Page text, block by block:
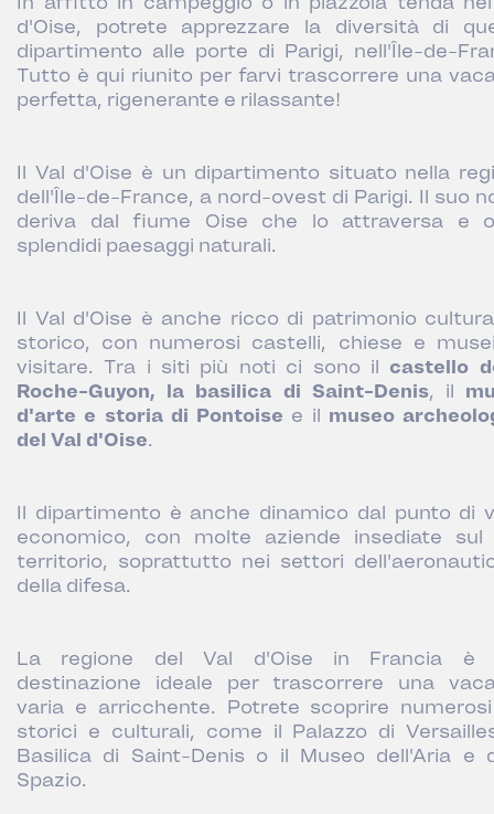
d'Oise, potrete apprezzare la diversità di
dipartimento alle porte di Parigi, nell'Île-de-
Tutto è qui riunito per farvi trascorrere una
perfetta, rigenerante e rilassante!
Il Val d'Oise è un dipartimento situato nella
dell'Île-de-France, a nord-ovest di Parigi. Il suo
deriva dal fiume Oise che lo attraversa e
splendidi paesaggi naturali.
Il Val d'Oise è anche ricco di patrimonio
storico, con numerosi castelli, chiese e
visitare. Tra i siti più noti ci sono il castello
Roche-Guyon, la basilica di Saint-Denis, il
d'arte e storia di Pontoise e il museo
del Val d'Oise.
Il dipartimento è anche dinamico dal punto di
economico, con molte aziende insediate sul
territorio, soprattutto nei settori
della difesa.
La regione del Val d'Oise in Francia è
destinazione ideale per trascorrere una
varia e arricchente. Potrete scoprire
storici e culturali, come il Palazzo di
Basilica di Saint-Denis o il Museo dell'Aria e
Spazio.